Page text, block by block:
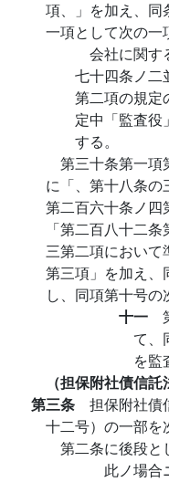
項、」を加え、同
一項として次の一
会社に関す
七十四条ノ二
第二項の規定
定中「監査役
する。
第三十条第一項
に「、第十八条
第二百六十条ノ四
「第二百八十二
三第二項において
第三項」を加え、
し、同項第十号の
十一
て、
を監
（担保附社債信託
第三条 担保附社債
十二号）の一部を
第二条に後段と
此ノ場合